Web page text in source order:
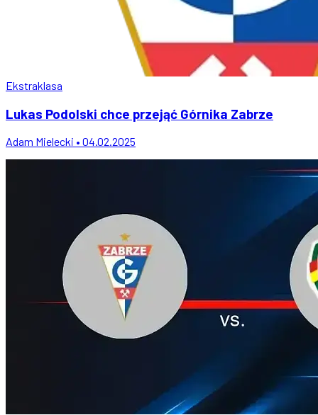
Ekstraklasa
Lukas Podolski chce przejąć Górnika Zabrze
Adam Mielecki • 04.02.2025